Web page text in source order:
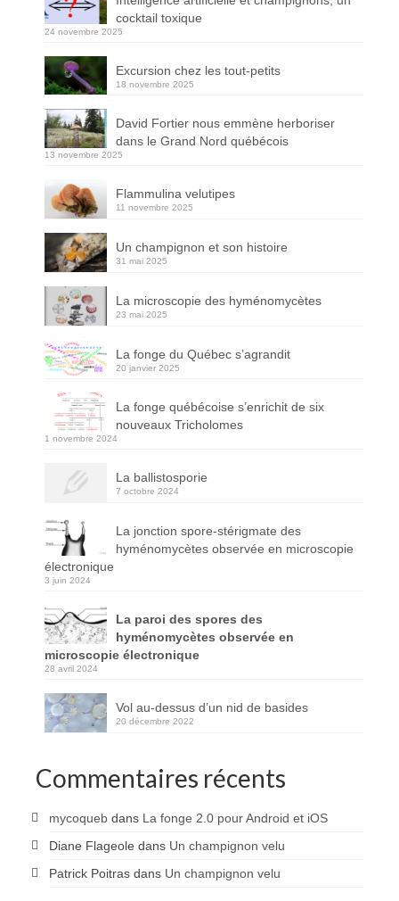
cocktail toxique
24 novembre 2025
Excursion chez les tout-petits
18 novembre 2025
David Fortier nous emmène herboriser
dans le Grand Nord québécois
13 novembre 2025
Flammulina velutipes
11 novembre 2025
Un champignon et son histoire
31 mai 2025
La microscopie des hyménomycètes
23 mai 2025
La fonge du Québec s’agrandit
20 janvier 2025
La fonge québécoise s’enrichit de six
nouveaux Tricholomes
1 novembre 2024
La ballistosporie
7 octobre 2024
La jonction spore-stérigmate des
hyménomycètes observée en microscopie
électronique
3 juin 2024
La paroi des spores des
hyménomycètes observée en
microscopie électronique
28 avril 2024
Vol au-dessus d’un nid de basides
20 décembre 2022
Commentaires récents
mycoqueb dans La fonge 2.0 pour Android et iOS
Diane Flageole dans Un champignon velu
Patrick Poitras dans Un champignon velu